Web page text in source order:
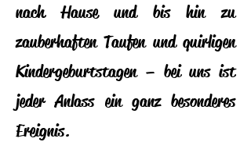
nach Hause und bis hin zu
zauberhaften Taufen und quirligen
Kindergeburtstagen – bei uns ist
jeder Anlass ein ganz besonderes
Ereignis.